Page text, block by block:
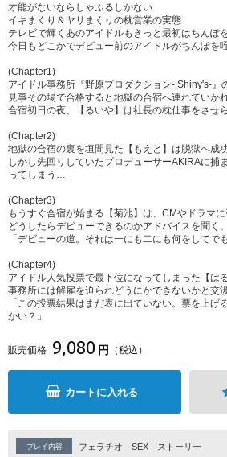
才能がないならしゃぶるしかない
イキまくり＆ヤリまくりの枕営業の実態
テレビで輝くあのアイドルもきっと最初はちんぽ
今日もどこかでデビュー前のアイドルがちんぽを
(Chapter1)
アイドル事務所『野原プロダクション- Shiny's-』
見事その場で合格すると地獄の合宿へ連れていかれ
合宿初日の夜、【るいや】は社長の枕仕事をさせ
(Chapter2)
地獄の合宿の裏を垣間見た【もえと】は脱獄へ成功
しかし先回りしていたプロデューサーAKIRAに捕
ってしまう…
(Chapter3)
もうすぐ合宿が始まる【菊池】は、CMやドラマ
どうしたらデビューできるのかアドバイスを聞く。
「デビューの道。それは一にも二にも何をしてで
(Chapter4)
アイドル人気投票で最下位になってしまった【はる
事務所には解雇を迫られどうにかできないかと交渉
「この投票結果はまだ表に出ていない。票を上げ
かい？」
販売価格 9,080 円 （税込）
カートに入れる
プレイ内容 フェラチオ SEX ストーリー